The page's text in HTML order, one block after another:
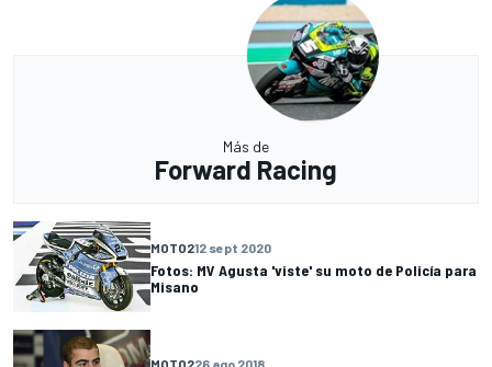
Más de
Forward Racing
MOTO212 sept 2020
Fotos: MV Agusta 'viste' su moto de Policía para
Misano